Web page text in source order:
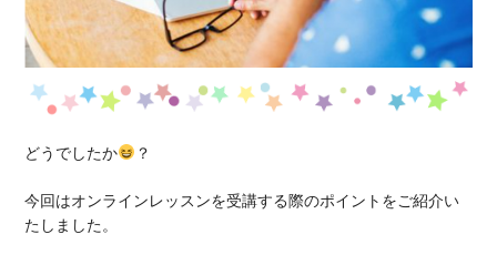
どうでしたか ？
今回はオンラインレッスンを受講する際のポイントをご紹介い
たしました。